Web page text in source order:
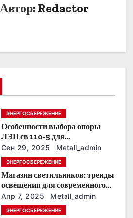
Автор: Redactor
ЭНЕРГОСБЕРЕЖЕНИЕ
Особенности выбора опоры
ЛЭП св 110-5 для
строительства электросетей
Сен 29, 2025 Metall_admin
ЭНЕРГОСБЕРЕЖЕНИЕ
Магазин светильников: тренды
освещения для современного
интерьера
Апр 7, 2025 Metall_admin
ЭНЕРГОСБЕРЕЖЕНИЕ